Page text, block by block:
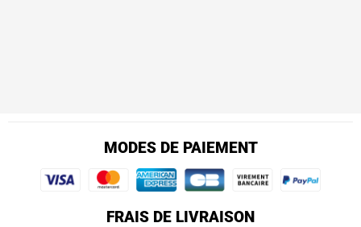
MODES DE PAIEMENT
FRAIS DE LIVRAISON